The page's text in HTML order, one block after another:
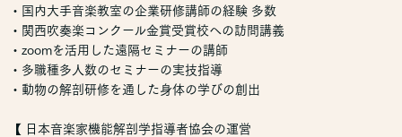
・国内大手音楽教室の企業研修講師の経験 多数
・関西吹奏楽コンクール金賞受賞校への訪問講義
・zoomを活用した遠隔セミナーの講師
・多職種多人数のセミナーの実技指導
・動物の解剖研修を通した身体の学びの創出
【 日本音楽家機能解剖学指導者協会の運営